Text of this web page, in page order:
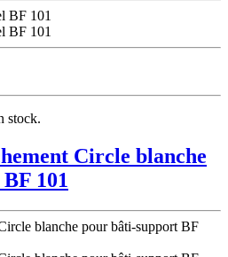
stock.
Circle blanche
101